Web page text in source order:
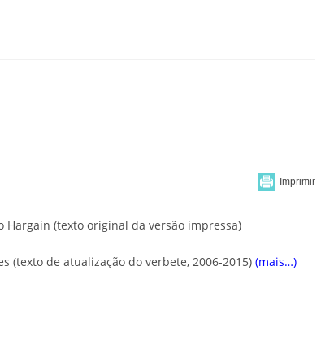
Hargain (texto original da versão impressa)
(texto de atualização do verbete, 2006-2015) (mais…)